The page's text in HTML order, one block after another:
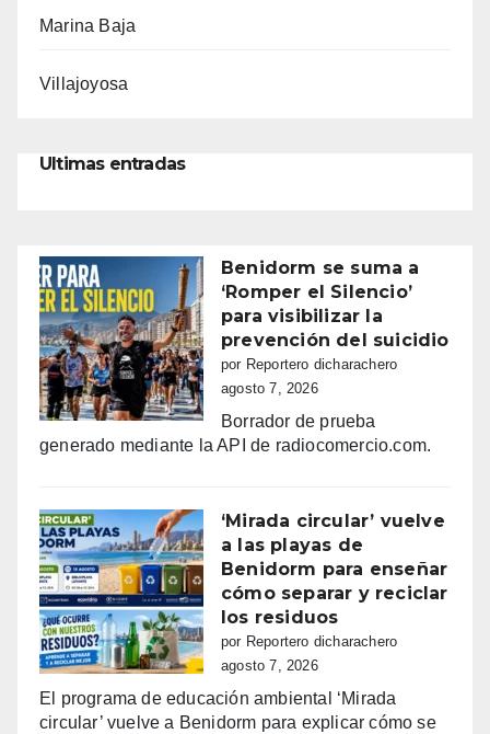
Marina Baja
Villajoyosa
Ultimas entradas
Benidorm se suma a
‘Romper el Silencio’
para visibilizar la
prevención del suicidio
por Reportero dicharachero
agosto 7, 2026
Borrador de prueba
generado mediante la API de radiocomercio.com.
‘Mirada circular’ vuelve
a las playas de
Benidorm para enseñar
cómo separar y reciclar
los residuos
por Reportero dicharachero
agosto 7, 2026
El programa de educación ambiental ‘Mirada
circular’ vuelve a Benidorm para explicar cómo se